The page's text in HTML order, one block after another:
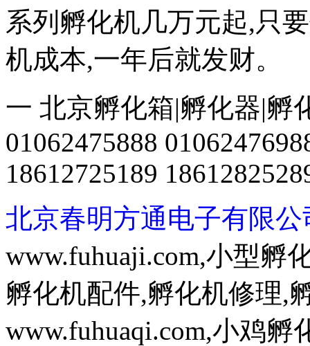
系列孵化机几万元起,只
机成本,一年后就发财。
一 北京孵化箱|孵化器|孵
01062475888
18612725189
北京春明方通电子有限公
www.fuhuaji.com,小型孵
孵化机配件,孵化机修理,
www.fuhuaqi.com,小鸡